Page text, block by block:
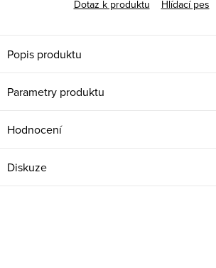
Dotaz k produktu
Hlídací pes
Popis produktu
Parametry produktu
Hodnocení
Diskuze